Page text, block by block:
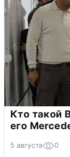
Кто такой
его
5 августа 0